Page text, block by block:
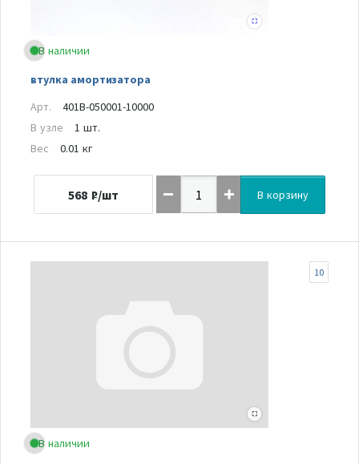
В наличии
втулка амортизатора
Арт.
401B-050001-10000
В узле
1 шт.
Вес
0.01 кг
568 ₽/шт В корзину
В наличии
10